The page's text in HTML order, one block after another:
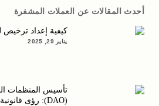
أحدث المقالات عن العملات المشفرة
كيفية إعداد ترخيص
يناير 29, 2025
تأسيس المنظمات
(DAO): رؤى قانونية وتنظيمية